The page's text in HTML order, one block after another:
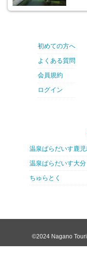
初めての方へ
よくある質問
会員規約
ログイン
温泉ぱらだいす鹿児
温泉ぱらだいす大分
ちゅらとく
©2024 Nagano